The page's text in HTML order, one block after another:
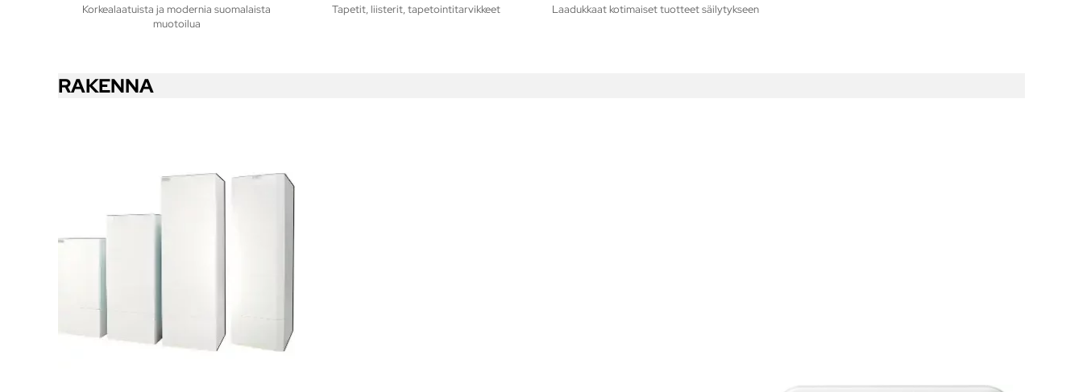
Korkealaatuista ja modernia suomalaista
muotoilua
Tapetit, liisterit, tapetointitarvikkeet Laadukkaat kotimaiset tuotteet säilytykseen
RAKENNA